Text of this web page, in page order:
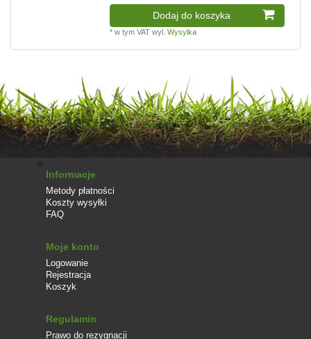
Dodaj do koszyka
*w tym VAT wyl.Wysylka
Informacje
Metody płatności
Koszty wysyłki
FAQ
Moje konto
Logowanie
Rejestracja
Koszyk
Regulamin
Prawo do rezygnacji